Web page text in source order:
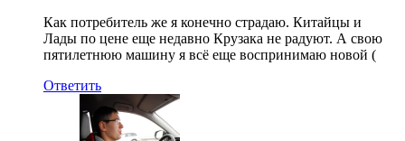
Как потребитель же я конечно страдаю. Китайцы и
Лады по цене еще недавно Крузака не радуют. А свою
пятилетнюю машину я всё еще воспринимаю новой (
Ответить